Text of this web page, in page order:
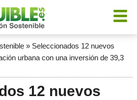
» Seleccionados 12 nuevos
urbana con una inversión de 39,3
12 nuevos